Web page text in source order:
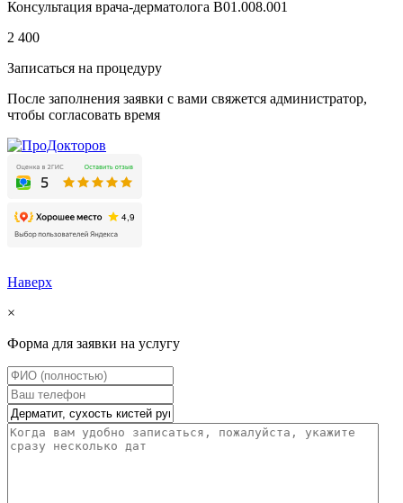
Консультация врача-дерматолога B01.008.001
2 400
Записаться на процедуру
После заполнения заявки с вами свяжется администратор,
чтобы согласовать время
Наверх
×
Форма для заявки на услугу